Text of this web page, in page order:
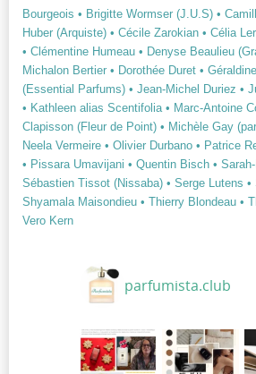
Bourgeois • Brigitte Wormser (J.U.S) •
Huber (Arquiste) • Cécile Zarokian • Célia
• Clémentine Humeau • Denyse Beaulieu
Michalon Bertier • Dorothée Duret •
(Essential Parfums) • Jean-Michel Duriez •
• Kathleen alias Scentifolia • Marc-Antoine
Clapisson (Fleur de Point) • Michèle Gay
Neela Vermeire • Olivier Durbano • Patrice
• Pissara Umavijani • Quentin Bisch •
Sébastien Tissot (Nissaba) • Serge Lutens •
Shyamala Maisondieu • Thierry Blondeau •
Vero Kern
parfumista.club